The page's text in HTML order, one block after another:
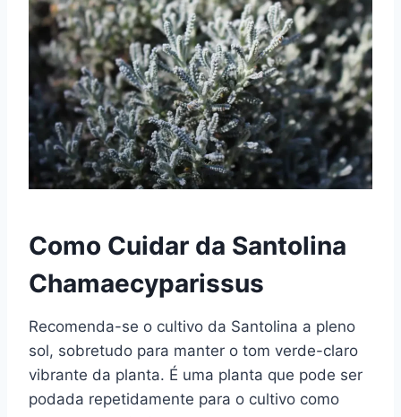
Como Cuidar da Santolina
Chamaecyparissus
Recomenda-se o cultivo da Santolina a pleno
sol, sobretudo para manter o tom verde-claro
vibrante da planta. É uma planta que pode ser
podada repetidamente para o cultivo como